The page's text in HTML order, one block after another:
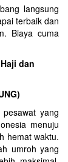
langsung
terbaik dan
Biaya cuma
dan
yang
menuju
hemat waktu.
umroh yang